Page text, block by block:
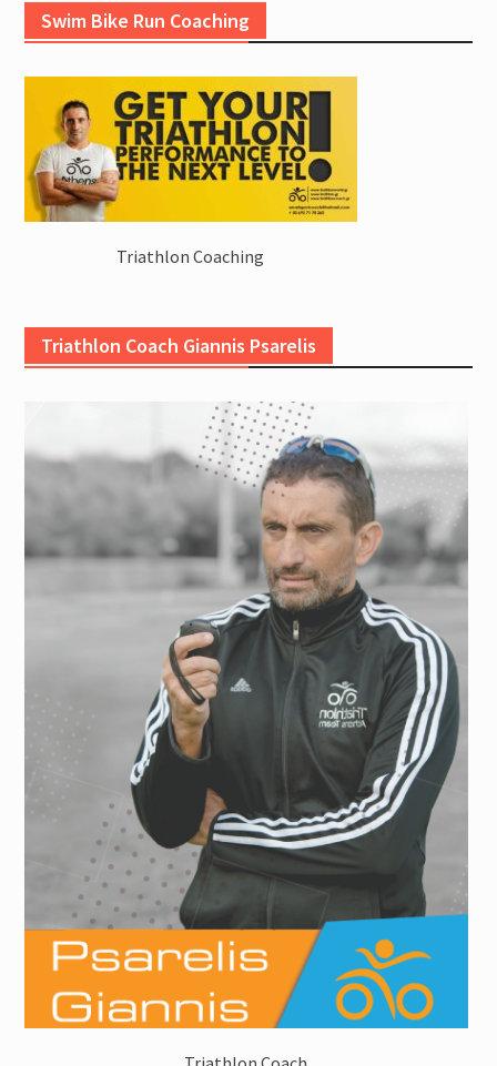
Swim Bike Run Coaching
Triathlon Coaching
Triathlon Coach Giannis Psarelis